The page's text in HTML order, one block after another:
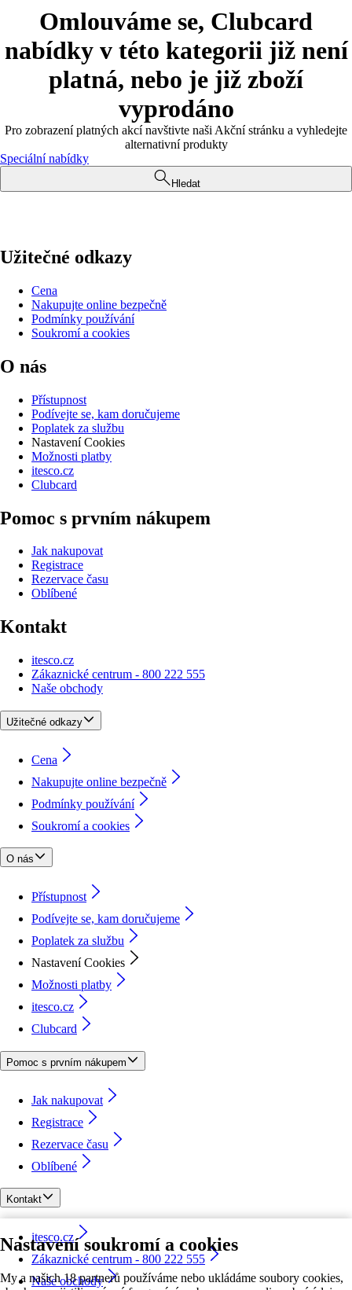
Nastavení soukromí a cookies
My a našich 18 partnerů používáme nebo ukládáme soubory cookies,
Omlouváme se, Clubcard
nabídky v této kategorii již není
platná, nebo je již zboží
vyprodáno
Pro zobrazení platných akcí navštivte naši Akční stránku a vyhledejte
alternativní produkty
Speciální nabídky
Hledat
Užitečné odkazy
Cena
Nakupujte online bezpečně
Podmínky používání
Soukromí a cookies
O nás
Přístupnost
Podívejte se, kam doručujeme
Poplatek za službu
Nastavení Cookies
Možnosti platby
itesco.cz
Clubcard
Pomoc s prvním nákupem
Jak nakupovat
Registrace
Rezervace času
Oblíbené
Kontakt
itesco.cz
Zákaznické centrum - 800 222 555
Naše obchody
Užitečné odkazy
Cena
Nakupujte online bezpečně
Podmínky používání
Soukromí a cookies
O nás
Přístupnost
Podívejte se, kam doručujeme
Poplatek za službu
Nastavení Cookies
Možnosti platby
itesco.cz
Clubcard
Pomoc s prvním nákupem
Jak nakupovat
Registrace
Rezervace času
Oblíbené
Kontakt
itesco.cz
Zákaznické centrum - 800 222 555
Naše obchody